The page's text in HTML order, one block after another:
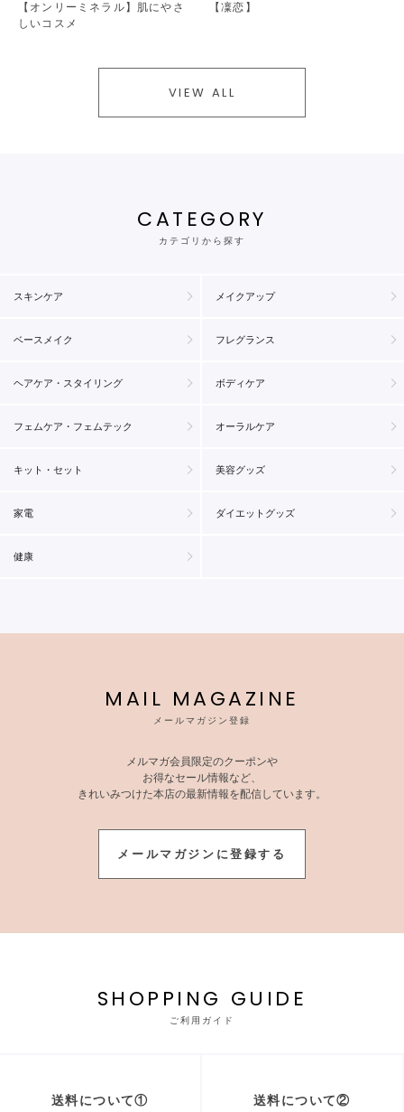
【オンリーミネラル】肌にやさ
しいコスメ
【凜恋】
VIEW ALL
CATEGORY
カテゴリから探す
スキンケア メイクアップ
ベースメイク フレグランス
ヘアケア・スタイリング ボディケア
フェムケア・フェムテック オーラルケア
キット・セット 美容グッズ
家電 ダイエットグッズ
健康
MAIL MAGAZINE
メールマガジン登録
メルマガ会員限定のクーポンや
お得なセール情報など、
きれいみつけた本店の最新情報を配信しています。
メールマガジンに登録する
SHOPPING GUIDE
ご利用ガイド
送料について① 送料について②